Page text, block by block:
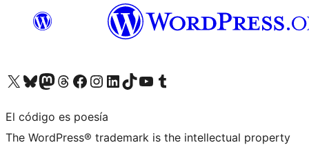
Visita nuestra cuenta de X (anteriormente Twitter)
Visita nuestra cuenta de Bluesky
Visita nuestra cuenta de Mastodon
Visita nuestra cuenta de Threads
Visita nuestra página de Facebook
Visita nuestra cuenta de Instagram
Visita nuestra cuenta de LinkedIn
Visita nuestra cuenta de TikTok
Visita nuestro canal de YouTube
Visita nuestra cuenta de Tumblr
El código es poesía
The WordPress® trademark is the intellectual property